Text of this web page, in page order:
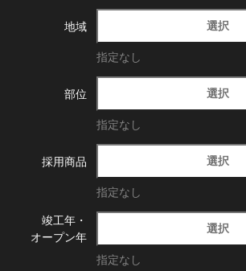
地域 選択
指定なし
部位 選択
指定なし
採用商品 選択
指定なし
竣工年・
オープン年
選択
指定なし